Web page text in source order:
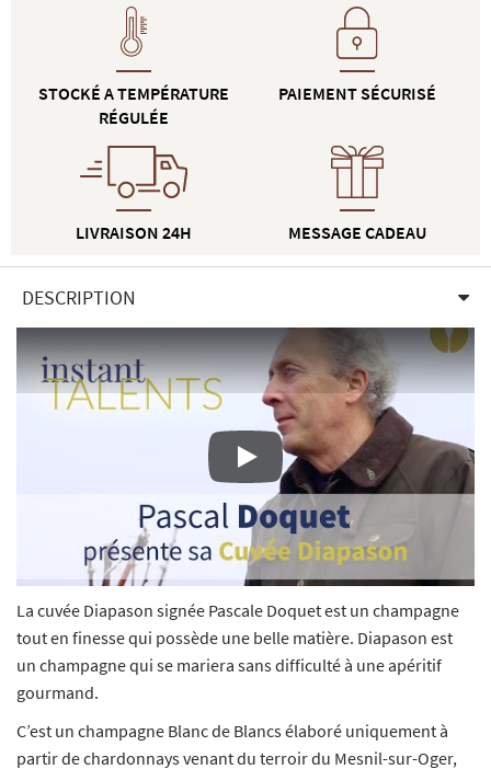
STOCKÉ A TEMPÉRATURE
RÉGULÉE
LIVRAISON 24H
PAIEMENT SÉCURISÉ
MESSAGE CADEAU
DESCRIPTION
Lecture
La cuvée Diapason signée Pascale Doquet est un champagne
tout en finesse qui possède une belle matière. Diapason est
un champagne qui se mariera sans difficulté à une apéritif
gourmand.
C’est un champagne Blanc de Blancs élaboré uniquement à
partir de chardonnays venant du terroir du Mesnil-sur-Oger,